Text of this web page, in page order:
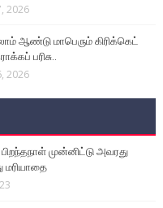
2026
ஆண்டு மாபெரும் கிரிக்கெட்
பரிசு..
2026
முன்னிட்டு அவரது
மரியாதை